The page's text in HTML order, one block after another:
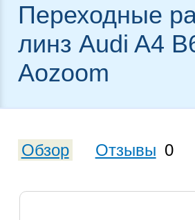
Переходные
линз Audi A4
Aozoom
Обзор Отзывы 0